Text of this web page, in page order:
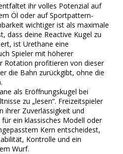
ihr volles Potenzial auf
Öl oder auf Sportpattern-
wichtiger ist als maximale
dass deine Reactive Kugel zu
ist Urethane eine
Spieler mit höherer
Rotation profitieren von dieser
die Bahn zurückgibt, ohne die
als Eröffnungskugel bei
zu „lesen“. Freizeitspieler
ihrer Zuverlässigkeit und
ein klassisches Modell oder
Kern entscheidest,
Kontrolle und ein
Wurf.